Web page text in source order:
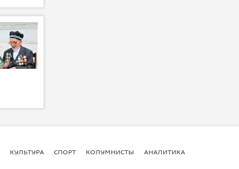
КУЛЬТУРА СПОРТ КОЛУМНИСТЫ АНАЛИТИКА